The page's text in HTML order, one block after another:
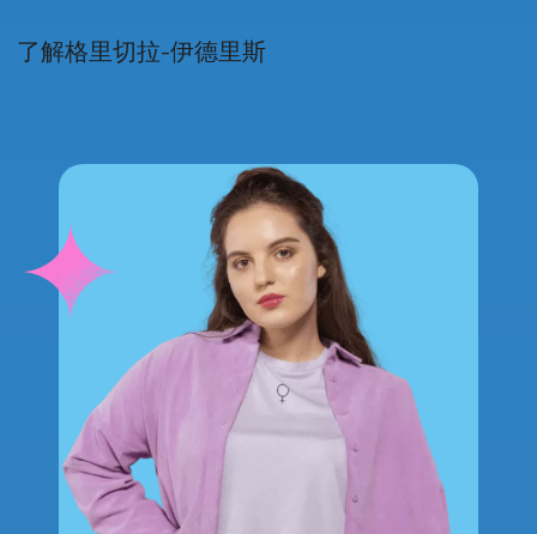
了解格里切拉-伊德里斯